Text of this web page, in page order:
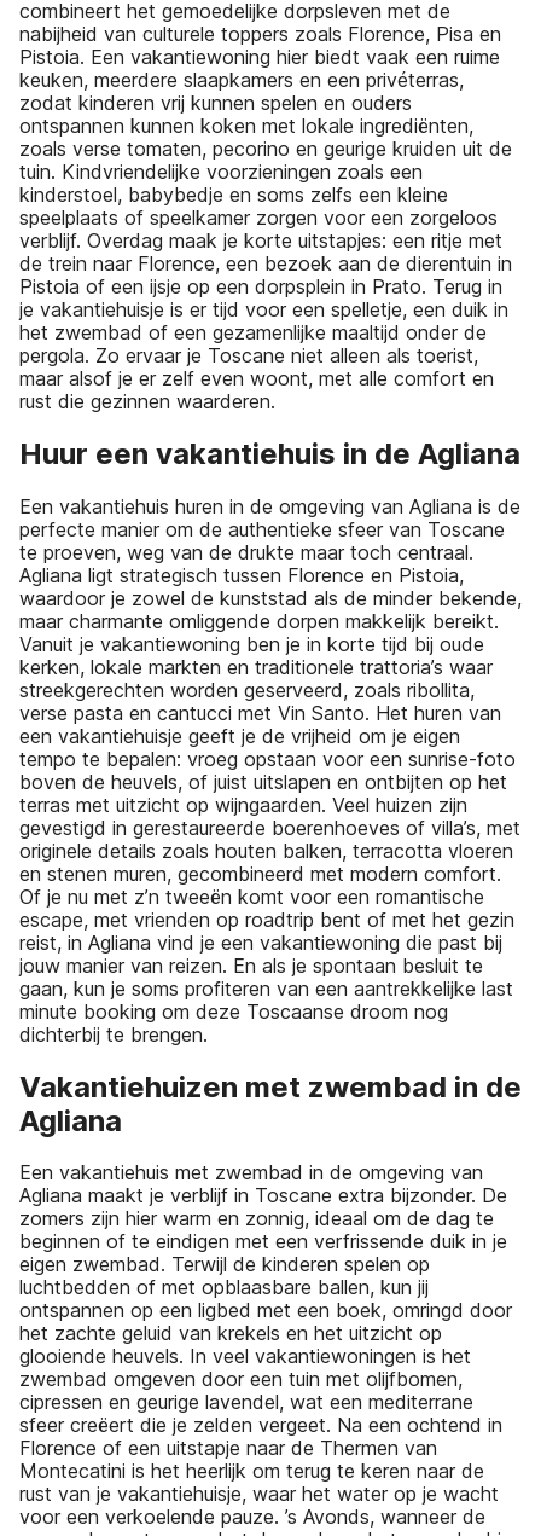
combineert het gemoedelijke dorpsleven met de
nabijheid van culturele toppers zoals Florence, Pisa en
Pistoia. Een vakantiewoning hier biedt vaak een ruime
keuken, meerdere slaapkamers en een privéterras,
zodat kinderen vrij kunnen spelen en ouders
ontspannen kunnen koken met lokale ingrediënten,
zoals verse tomaten, pecorino en geurige kruiden uit de
tuin. Kindvriendelijke voorzieningen zoals een
kinderstoel, babybedje en soms zelfs een kleine
speelplaats of speelkamer zorgen voor een zorgeloos
verblijf. Overdag maak je korte uitstapjes: een ritje met
de trein naar Florence, een bezoek aan de dierentuin in
Pistoia of een ijsje op een dorpsplein in Prato. Terug in
je vakantiehuisje is er tijd voor een spelletje, een duik in
het zwembad of een gezamenlijke maaltijd onder de
pergola. Zo ervaar je Toscane niet alleen als toerist,
maar alsof je er zelf even woont, met alle comfort en
rust die gezinnen waarderen.
Huur een vakantiehuis in de Agliana
Een vakantiehuis huren in de omgeving van Agliana is de
perfecte manier om de authentieke sfeer van Toscane
te proeven, weg van de drukte maar toch centraal.
Agliana ligt strategisch tussen Florence en Pistoia,
waardoor je zowel de kunststad als de minder bekende,
maar charmante omliggende dorpen makkelijk bereikt.
Vanuit je vakantiewoning ben je in korte tijd bij oude
kerken, lokale markten en traditionele trattoria’s waar
streekgerechten worden geserveerd, zoals ribollita,
verse pasta en cantucci met Vin Santo. Het huren van
een vakantiehuisje geeft je de vrijheid om je eigen
tempo te bepalen: vroeg opstaan voor een sunrise-foto
boven de heuvels, of juist uitslapen en ontbijten op het
terras met uitzicht op wijngaarden. Veel huizen zijn
gevestigd in gerestaureerde boerenhoeves of villa’s, met
originele details zoals houten balken, terracotta vloeren
en stenen muren, gecombineerd met modern comfort.
Of je nu met z’n tweeën komt voor een romantische
escape, met vrienden op roadtrip bent of met het gezin
reist, in Agliana vind je een vakantiewoning die past bij
jouw manier van reizen. En als je spontaan besluit te
gaan, kun je soms profiteren van een aantrekkelijke last
minute booking om deze Toscaanse droom nog
dichterbij te brengen.
Vakantiehuizen met zwembad in de
Agliana
Een vakantiehuis met zwembad in de omgeving van
Agliana maakt je verblijf in Toscane extra bijzonder. De
zomers zijn hier warm en zonnig, ideaal om de dag te
beginnen of te eindigen met een verfrissende duik in je
eigen zwembad. Terwijl de kinderen spelen op
luchtbedden of met opblaasbare ballen, kun jij
ontspannen op een ligbed met een boek, omringd door
het zachte geluid van krekels en het uitzicht op
glooiende heuvels. In veel vakantiewoningen is het
zwembad omgeven door een tuin met olijfbomen,
cipressen en geurige lavendel, wat een mediterrane
sfeer creëert die je zelden vergeet. Na een ochtend in
Florence of een uitstapje naar de Thermen van
Montecatini is het heerlijk om terug te keren naar de
rust van je vakantiehuisje, waar het water op je wacht
voor een verkoelende pauze. ’s Avonds, wanneer de